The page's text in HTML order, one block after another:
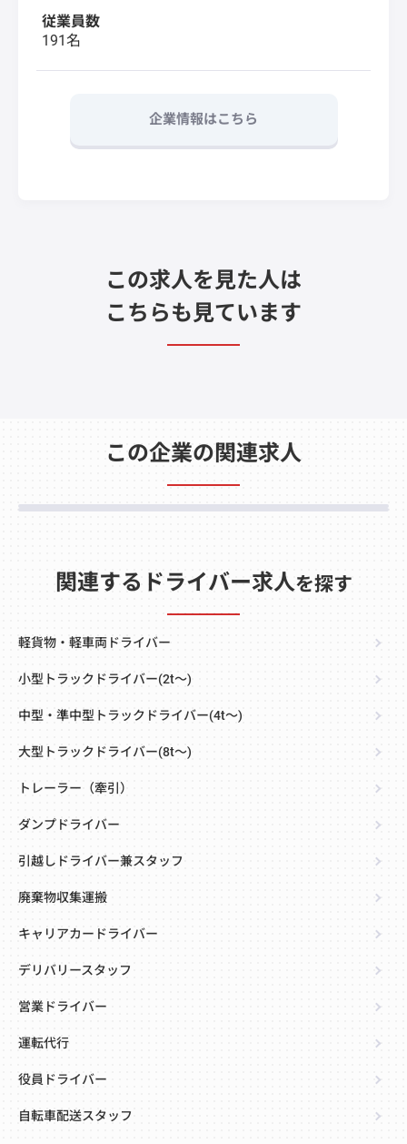
従業員数
191名
企業情報はこちら
この求人を見た人は
こちらも見ています
この企業の関連求人
関連するドライバー求人を探す
軽貨物・軽車両ドライバー
小型トラックドライバー(2t～)
中型・準中型トラックドライバー(4t～)
大型トラックドライバー(8t～)
トレーラー（牽引）
ダンプドライバー
引越しドライバー兼スタッフ
廃棄物収集運搬
キャリアカードライバー
デリバリースタッフ
営業ドライバー
運転代行
役員ドライバー
自転車配送スタッフ